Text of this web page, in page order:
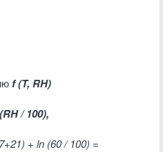
f (T, RH)
/ 100),
+ ln (60 / 100) =